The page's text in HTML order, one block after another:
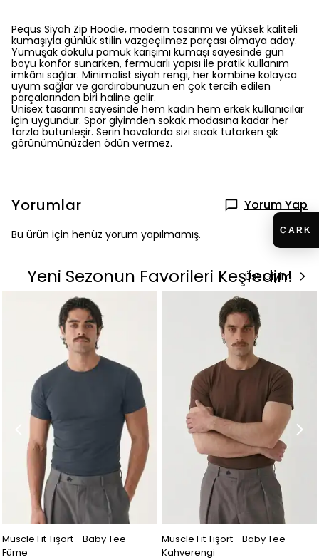
Pequs Siyah Zip Hoodie, modern tasarımı ve yüksek kaliteli
kumaşıyla günlük stilin vazgeçilmez parçası olmaya aday.
Yumuşak dokulu pamuk karışımı kumaşı sayesinde gün
boyu konfor sunarken, fermuarlı yapısı ile pratik kullanım
imkânı sağlar. Minimalist siyah rengi, her kombine kolayca
uyum sağlar ve gardırobunuzun en çok tercih edilen
parçalarından biri haline gelir.
Unisex tasarımı sayesinde hem kadın hem erkek kullanıcılar
için uygundur. Spor giyimden sokak modasına kadar her
tarzla bütünleşir. Serin havalarda sizi sıcak tutarken şık
görünümünüzden ödün vermez.
Yorumlar Yorum Yap
Bu ürün için henüz yorum yapılmamış.
Yeni Sezonun Favorileri Keşfedin!
Üst Giyim
Muscle Fit Tişört - Baby Tee -
Füme
Muscle Fit Tişört - Baby Tee -
Kahverengi